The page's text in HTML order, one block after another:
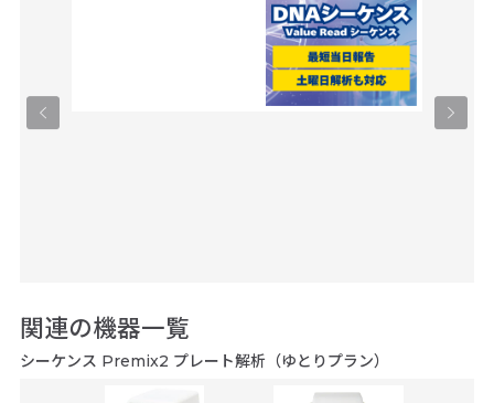
関連の機器一覧
シーケンス Premix2 プレート解析（ゆとりプラン）